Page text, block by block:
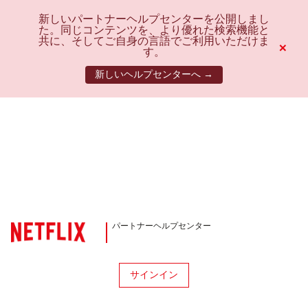
新しいパートナーヘルプセンターを公開しまし
た。同じコンテンツを、より優れた検索機能と
共に、そしてご自身の言語でご利用いただけま
す。
新しいヘルプセンターへ →
×
パートナーヘルプセンター
サインイン